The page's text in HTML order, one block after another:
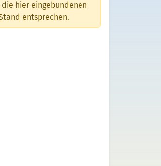
hier eingebundenen
entsprechen.